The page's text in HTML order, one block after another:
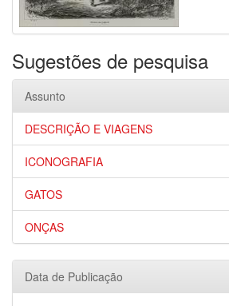
Sugestões de pesquisa
Assunto
DESCRIÇÃO E VIAGENS
ICONOGRAFIA
GATOS
ONÇAS
Data de Publicação